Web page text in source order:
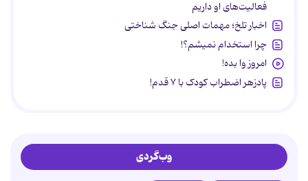
فعالیت‌های او داریم
اخبار تلخ؛ مهمات اصلی جنگ شناختی
چرا استخدام نمیشم؟!
امروز وا بده!
پادزهر اضطراب کودک با ۷ قدم!
وب‌گردی